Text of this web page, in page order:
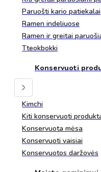
Paruošti kario patiekalai
Ramen indeliuose
Ramen ir greitai
Tteokbokki
Konservuoti
Kimchi
Kiti konservuoti
Konservuota mėsa
Konservuoti vaisiai
Konservuotos daržovės